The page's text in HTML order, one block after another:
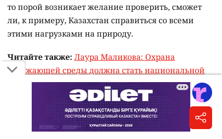
то порой возникает желание проверить, сможет
ли, к примеру, Казахстан справиться со всеми
этими нагрузками на природу.
Читайте также: Лаура Маликова: Охрана
окружающей среды должна стать национальной
идеей
Ведомств, которые призваны гармонизировать
отношения человека и природы, у нас
предостаточно. Всевозможные департаменты